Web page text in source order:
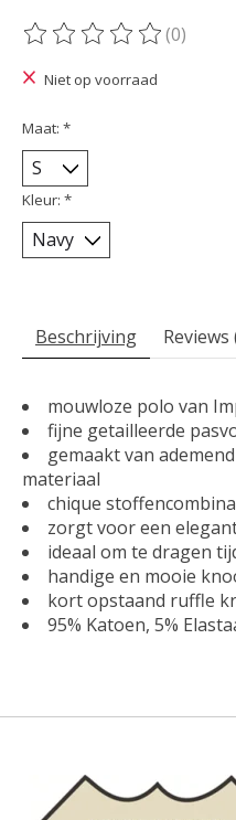
De beoordeling van dit
(0)
Niet op voorraad
Maat: *
Kleur: *
Beschrijving Reviews
mouwloze polo van
fijne getailleerde
gemaakt van
materiaal
chique
zorgt voor een
ideaal om te dragen
handige en mooie
kort opstaand ruffle
95% Katoen, 5%